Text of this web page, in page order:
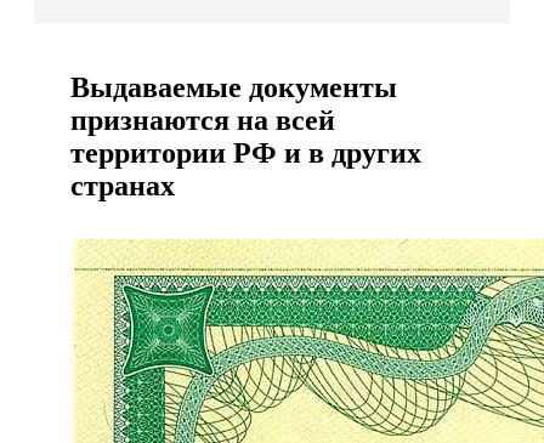
Выдаваемые документы
признаются на всей
территории РФ и в других
странах